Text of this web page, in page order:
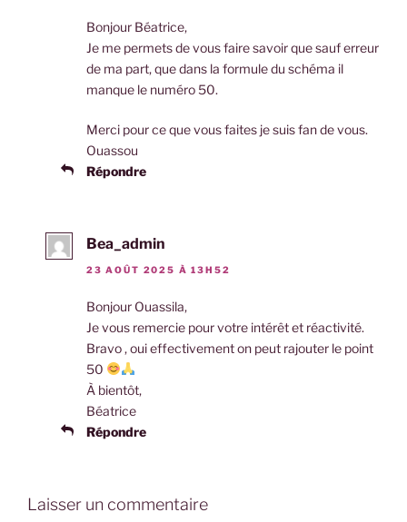
Bonjour Béatrice,
Je me permets de vous faire savoir que sauf erreur
de ma part, que dans la formule du schéma il
manque le numéro 50.
Merci pour ce que vous faites je suis fan de vous.
Ouassou
Répondre
Bea_admin
23 AOÛT 2025 À 13H52
Bonjour Ouassila,
Je vous remercie pour votre intérêt et réactivité.
Bravo , oui effectivement on peut rajouter le point
50
À bientôt,
Béatrice
Répondre
Laisser un commentaire